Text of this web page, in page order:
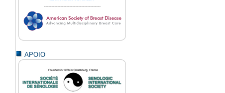
--------------------------------------
APOIO